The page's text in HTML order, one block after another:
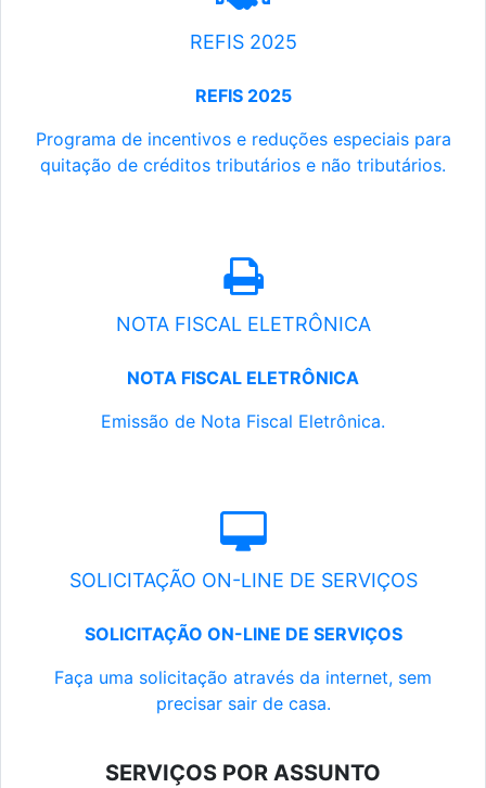
REFIS 2025
REFIS 2025
Programa de incentivos e reduções especiais para
quitação de créditos tributários e não tributários.
NOTA FISCAL ELETRÔNICA
NOTA FISCAL ELETRÔNICA
Emissão de Nota Fiscal Eletrônica.
SOLICITAÇÃO ON-LINE DE SERVIÇOS
SOLICITAÇÃO ON-LINE DE SERVIÇOS
Faça uma solicitação através da internet, sem
precisar sair de casa.
SERVIÇOS POR ASSUNTO